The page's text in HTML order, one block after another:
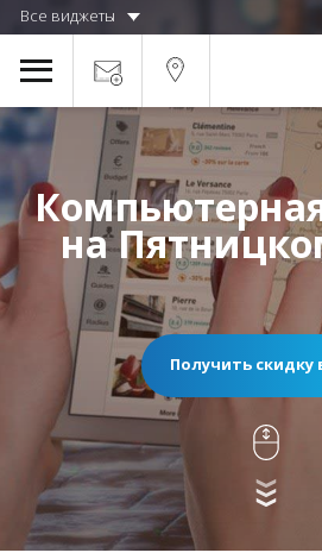
Все виджеты
на
Получить скидку